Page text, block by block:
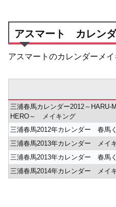
アスマート カレン
アスマートのカレンダーメイ
三浦春馬カレンダー2012～HARU-
HERO～ メイキング
三浦春馬2012年カレンダー 春馬
三浦春馬2013年カレンダー メイ
三浦春馬2013年カレンダー 春馬
三浦春馬2014年カレンダー メイ